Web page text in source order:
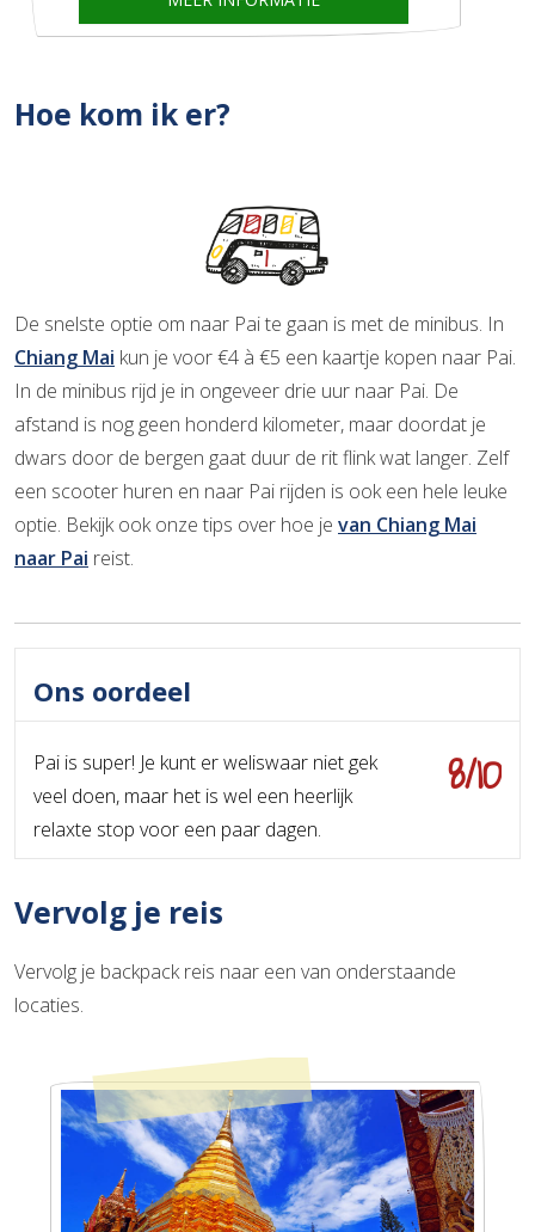
Hoe kom ik er?
De snelste optie om naar Pai te gaan is met de minibus. In
Chiang Mai kun je voor €4 à €5 een kaartje kopen naar Pai.
In de minibus rijd je in ongeveer drie uur naar Pai. De
afstand is nog geen honderd kilometer, maar doordat je
dwars door de bergen gaat duur de rit flink wat langer. Zelf
een scooter huren en naar Pai rijden is ook een hele leuke
optie. Bekijk ook onze tips over hoe je van Chiang Mai
naar Pai reist.
Ons oordeel
8/10
Pai is super! Je kunt er weliswaar niet gek
veel doen, maar het is wel een heerlijk
relaxte stop voor een paar dagen.
Vervolg je reis
Vervolg je backpack reis naar een van onderstaande
locaties.